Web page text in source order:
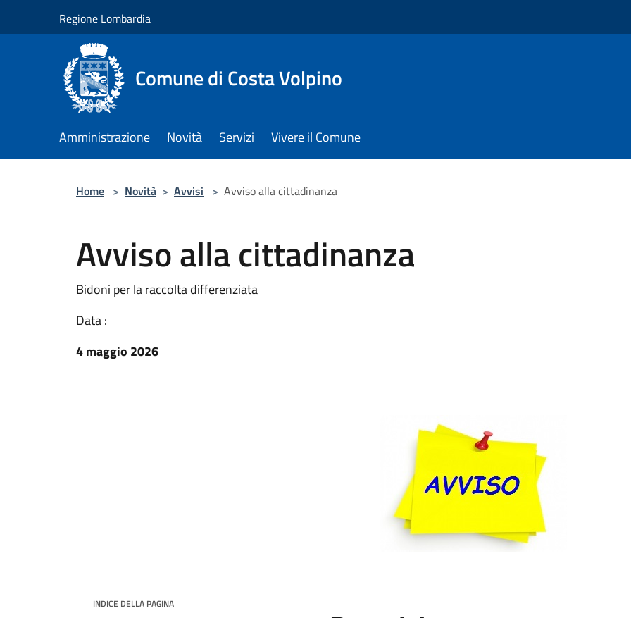
Regione Lombardia
Comune di Costa Volpino
Amministrazione Novità Servizi Vivere il Comune
Home > Novità > Avvisi > Avviso alla cittadinanza
Avviso alla cittadinanza
Bidoni per la raccolta differenziata
Data :
4 maggio 2026
INDICE DELLA PAGINA